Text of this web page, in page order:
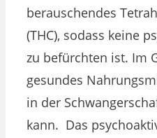
berauschendes
(THC), sodass keine
zu befürchten ist. Im
gesundes
in der
kann. Das